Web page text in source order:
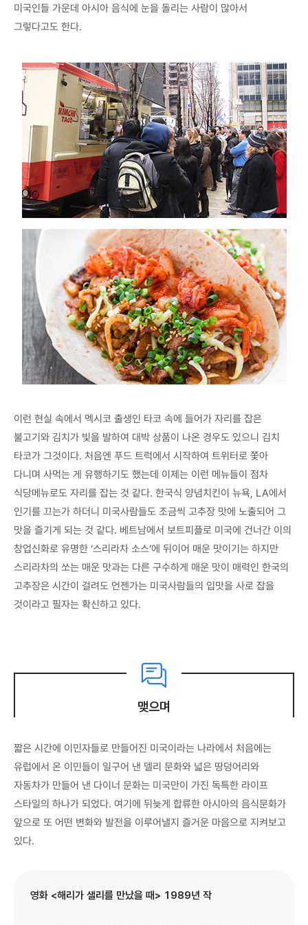
미국인들 가운데 아시아 음식에 눈을 돌리는 사람이 많아서
그렇다고도 한다.
이런 현실 속에서 멕시코 출생인 타코 속에 들어가 자리를 잡은
불고기와 김치가 빛을 발하여 대박 상품이 나온 경우도 있으니 김치
타코가 그것이다. 처음엔 푸드 트럭에서 시작하여 트위터로 쫓아
다니며 사먹는 게 유행하기도 했는데 이제는 이런 메뉴들이 점차
식당메뉴로도 자리를 잡는 것 같다. 한국식 양념치킨이 뉴욕, LA에서
인기를 끄는가 하더니 미국사람들도 조금씩 고추장 맛에 노출되어 그
맛을 즐기게 되는 것 같다. 베트남에서 보트피플로 미국에 건너간 이의
창업신화로 유명한 ‘스리라차 소스’에 뒤이어 매운 맛이기는 하지만
스리라차의 쏘는 매운 맛과는 다른 구수하게 매운 맛이 매력인 한국의
고추장은 시간이 걸려도 언젠가는 미국사람들의 입맛을 사로 잡을
것이라고 필자는 확신하고 있다.
맺으며
짧은 시간에 이민자들로 만들어진 미국이라는 나라에서 처음에는
유럽에서 온 이민들이 일구어 낸 델리 문화와 넓은 땅덩어리와
자동차가 만들어 낸 다이너 문화는 미국만이 가진 독특한 라이프
스타일의 하나가 되었다. 여기에 뒤늦게 합류한 아시아의 음식문화가
앞으로 또 어떤 변화와 발전을 이루어낼지 즐거운 마음으로 지켜보고
있다.
영화 <해리가 샐리를 만났을 때> 1989년 작